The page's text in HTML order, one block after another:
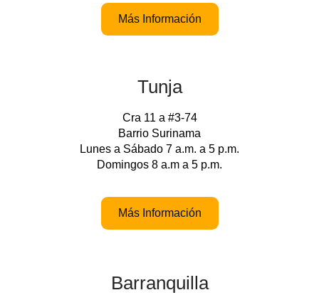
Más Información
Tunja
Cra 11 a #3-74
Barrio Surinama
Lunes a Sábado 7 a.m. a 5 p.m.
Domingos 8 a.m a 5 p.m.
Más Información
Barranquilla